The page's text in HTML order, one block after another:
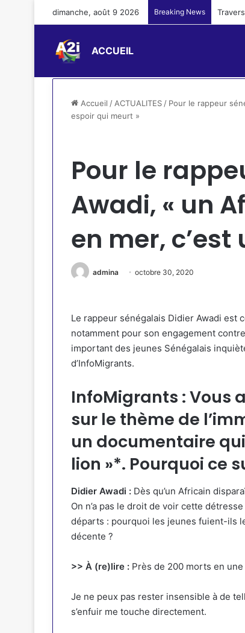
dimanche, août 9 2026 Breaking News Pacte
ACCUEIL
Accueil / ACTUALITES / Pour le rappeur
espoir qui meurt »
Pour le
Awadi, « un
en mer,
admina octobre 30, 2020
Le rappeur sénégalais Didier Awadi est
notamment pour son engagement
important des jeunes Sénégalais
d’InfoMigrants.
InfoMigrants : Vous
sur le thème de
un documentaire
lion »*. Pourquoi ce
Didier Awadi : Dès qu’un Africain
On n’a pas le droit de voir cette
départs : pourquoi les jeunes fuient-ils
décente ?
>> À (re)lire : Près de 200 morts en
Je ne peux pas rester insensible à de
s’enfuir me touche directement.